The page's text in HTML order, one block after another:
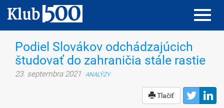
Podiel Slovákov odchádzajúcich
študovať do zahraničia stále rastie
23. septembra 2021 ANALÝZY
Tlačiť